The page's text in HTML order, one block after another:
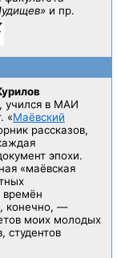
и пр.
учился в МАИ
«Маёвский
рассказов,
эпохи.
«маёвская
времён
конечно, —
моих молодых
студентов